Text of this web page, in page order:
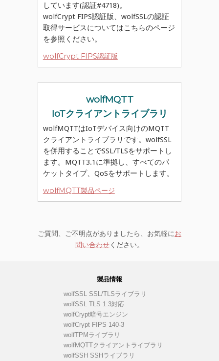
しています(認証#4718)。
wolfCrypt FIPS認証版、wolfSSLの認証
取得サービスについてはこちらのページ
を参照ください。
wolfCrypt FIPS認証版
wolfMQTT
IoTクライアントライブラリ
wolfMQTTはIoTデバイス向けのMQTT
クライアントライブラリです。wolfSSL
を併用することでSSL/TLSをサポートし
ます。MQTT3.1に準拠し、すべてのパ
ケットタイプ、QoSをサポートします。
wolfMQTT製品ページ
ご質問、ご不明点がありましたら、お気軽にお
問い合わせください。
製品情報
wolfSSL SSL/TLSライブラリ
wolfSSL TLS 1.3対応
wolfCrypt暗号エンジン
wolfCrypt FIPS 140-3
wolfTPMライブラリ
wolfMQTTクライアントライブラリ
wolfSSH SSHライブラリ